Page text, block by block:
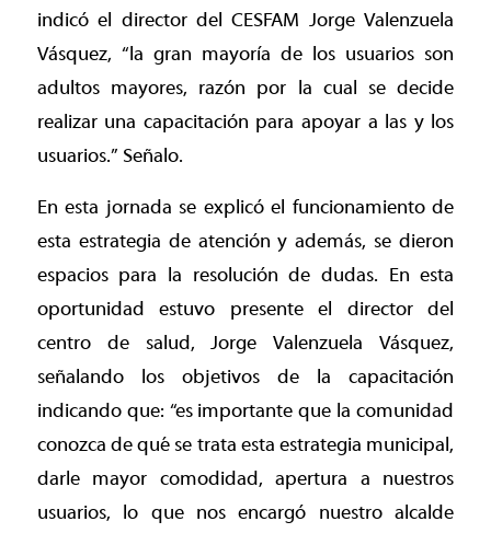
indicó el director del CESFAM Jorge Valenzuela
Vásquez, “la gran mayoría de los usuarios son
adultos mayores, razón por la cual se decide
realizar una capacitación para apoyar a las y los
usuarios.” Señalo.
En esta jornada se explicó el funcionamiento de
esta estrategia de atención y además, se dieron
espacios para la resolución de dudas. En esta
oportunidad estuvo presente el director del
centro de salud, Jorge Valenzuela Vásquez,
señalando los objetivos de la capacitación
indicando que: “es importante que la comunidad
conozca de qué se trata esta estrategia municipal,
darle mayor comodidad, apertura a nuestros
usuarios, lo que nos encargó nuestro alcalde